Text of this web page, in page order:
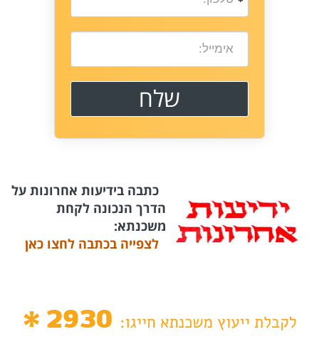
כתבה בידיעות אחרונות על
הדרך הנכונה לקחת
משכנתא:
לצפייה בכתבה לחצו כאן